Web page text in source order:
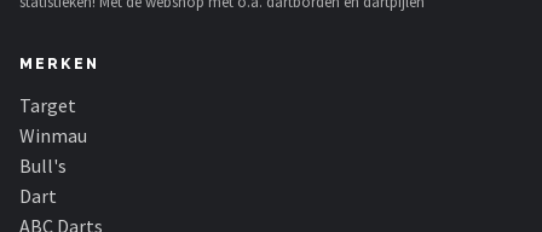
Harrows
KOTO
Unicorn
MERKEN
Target
Winmau
Bull's
Dart
ABC Darts